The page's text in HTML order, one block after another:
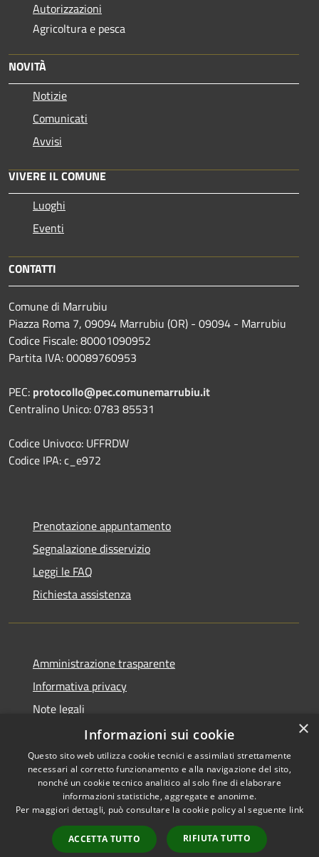
Autorizzazioni
Agricoltura e pesca
NOVITÀ
Notizie
Comunicati
Avvisi
VIVERE IL COMUNE
Luoghi
Eventi
CONTATTI
Comune di Marrubiu
Piazza Roma 7, 09094 Marrubiu (OR) - 09094 - Marrubiu
Codice Fiscale: 80001090952
Partita IVA: 00089760953
PEC: protocollo@pec.comunemarrubiu.it
Centralino Unico: 0783 85531
Codice Univoco: UFFRDW
Codice IPA: c_e972
Prenotazione appuntamento
Segnalazione disservizio
Leggi le FAQ
Richiesta assistenza
Amministrazione trasparente
Informativa privacy
Note legali
Dichiarazione di accessibilità
RSS
Accessibilità
Copyright © 2026 • Comune di
Marrubiu • Powered by
Municipium•
Accesso
×
Informazioni sui cookie
Questo sito web utilizza cookie tecnici e assimilati strettamente
necessari al corretto funzionamento e alla navigazione del sito,
nonché un cookie tecnico analitico al solo fine di elaborare
informazioni statistiche, aggregate e anonime.
Per maggiori dettagli, può consultare la cookie policy al seguente link
ACCETTA TUTTO RIFIUTA TUTTO